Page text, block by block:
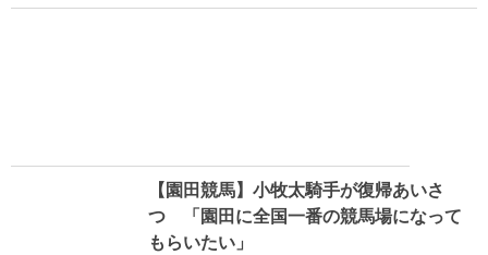
【園田競馬】小牧太騎手が復帰あいさ
つ 「園田に全国一番の競馬場になって
もらいたい」